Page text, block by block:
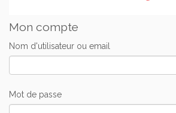
Mon compte
Nom d'utilisateur ou email
Mot de passe